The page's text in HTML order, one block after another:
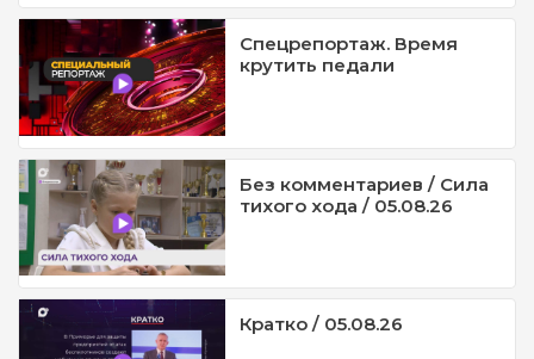
Спецрепортаж. Время
крутить педали
Без комментариев / Сила
тихого хода / 05.08.26
Кратко / 05.08.26